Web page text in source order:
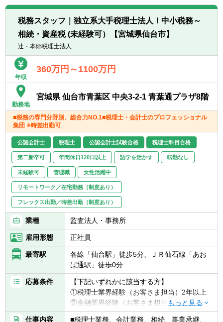
ただきたいと考えております。
税務スタッフ｜独立系大手税理士法人！中小税務～
相続・資産税 (未経験可）【宮城県仙台市】
辻・本郷税理士法人
年収
360万円～1100万円
勤務地
宮城県 仙台市青葉区 中央3-2-1 青葉通プラザ8階
■税務の専門分野別、総合力NO.1■税理士・会計士のプロフェッショナル
集団 ※時差出勤可
公認会計士 税理士 公認会計士試験合格 税理士科目合格
第二新卒可 年間休日120日以上 語学を活かす 転勤なし
未経験可 管理職 女性活躍中
リモートワーク／在宅勤務（制度あり）
フレックス出勤／時差出勤（制度あり）
業種 監査法人・事務所
雇用形態 正社員
最寄駅
各線「仙台駅」徒歩5分、ＪＲ仙石線「あお
ば通駅」徒歩0分
応募条件
【下記いずれかに該当する方】
①税理士業界経験（お客さま担当）2年以上
②金融業界経験（お客さま担当）3年以上
③社会人経験（業界等問わず）2年以上 か
仕事内容 ■税理士業務、会計業務、相続、事業承継、